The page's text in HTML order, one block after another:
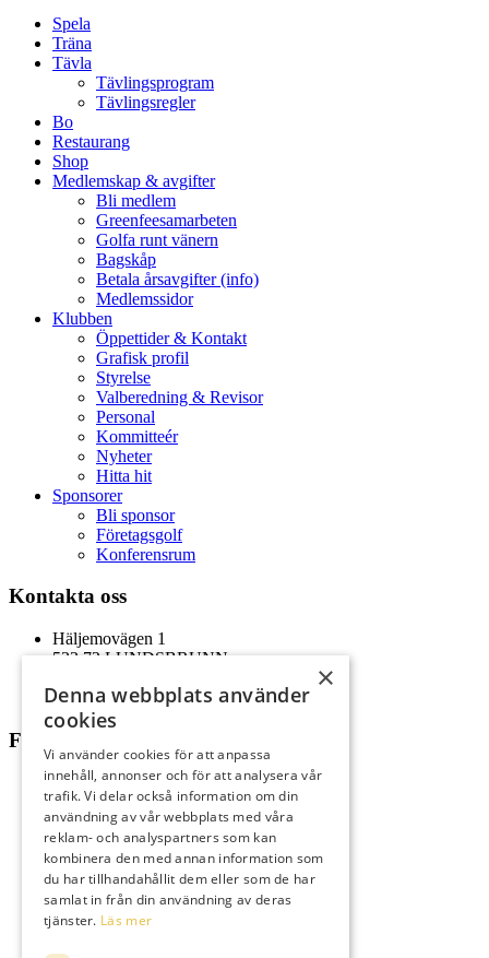
Spela
Träna
Tävla
Tävlingsprogram
Tävlingsregler
Bo
Restaurang
Shop
Medlemskap & avgifter
Bli medlem
Greenfeesamarbeten
Golfa runt vänern
Bagskåp
Betala årsavgifter (info)
Medlemssidor
Klubben
Öppettider & Kontakt
Grafisk profil
Styrelse
Valberedning & Revisor
Personal
Kommitteér
Nyheter
Hitta hit
Sponsorer
Bli sponsor
Företagsgolf
Konferensrum
Kontakta oss
Häljemovägen 1
533 72 LUNDSBRUNN
kansliet@lundsbrunngk.com
Följ oss
×
Denna webbplats använder
cookies
Vi använder cookies för att anpassa
innehåll, annonser och för att analysera vår
trafik. Vi delar också information om din
användning av vår webbplats med våra
reklam- och analyspartners som kan
kombinera den med annan information som
du har tillhandahållit dem eller som de har
samlat in från din användning av deras
tjänster. Läs mer